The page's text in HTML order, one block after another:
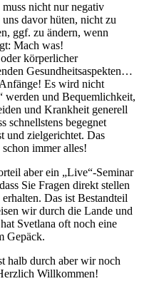
nicht nur negativ
davor hüten, nicht zu
ggf. zu ändern, wenn
Mach was!
körperlicher
Gesundheitsaspekten…
Es wird nicht
werden und Bequemlichkeit,
und Krankheit generell
schnellstens begegnet
und zielgerichtet. Das
immer alles!
aber ein „Live“-Seminar
Sie Fragen direkt stellen
Das ist Bestandteil
wir durch die Lande und
Svetlana oft noch eine
Gepäck.
halb durch aber wir noch
Willkommen!